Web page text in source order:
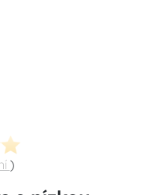
)